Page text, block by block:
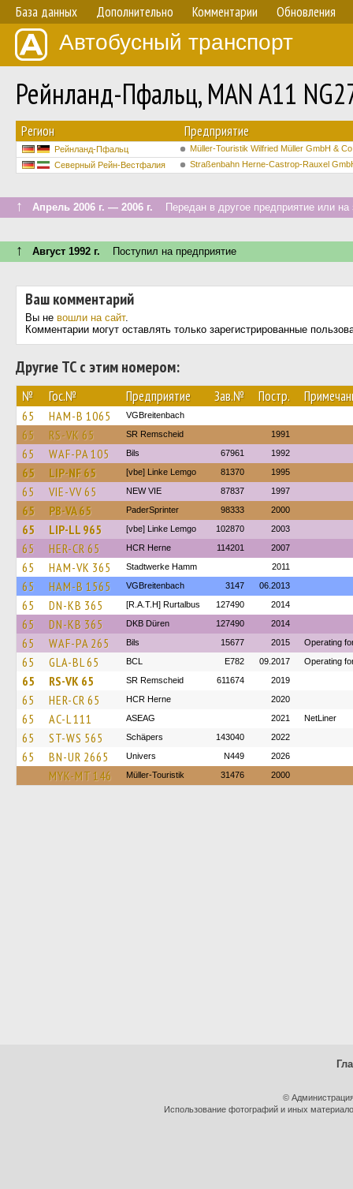
База данных Дополнительно Комментарии Обновления
Автобусный транспорт
Рейнланд-Пфальц, MAN A11
Регион Предприятие
Рейнланд-Пфальц
Müller-Touristik Wilfried Müller GmbH &
Северный Рейн-Вестфалия
Straßenbahn Herne-Castrop-Rauxel
↑ Апрель 2006 г. — 2006 г. Передан в другое предприятие или на
↑ Август 1992 г. Поступил на предприятие
Ваш комментарий
Вы не вошли на сайт.
Комментарии могут оставлять только зарегистрированные
Другие ТС с этим номером:
№ Гос.№ Предприятие Зав.№ Постр.
65 HAM-B 1065 VGBreitenbach
65 RS-VK 65 SR Remscheid 1991
65 WAF-PA 105 Bils 67961 1992
65 LIP-NF 65 [vbe] Linke Lemgo 81370 1995
65 VIE-VV 65 NEW VIE 87837 1997
65 PB-VA 65 PaderSprinter 98333 2000
65 LIP-LL 965 [vbe] Linke Lemgo 102870 2003
65 HER-CR 65 HCR Herne 114201 2007
65 HAM-VK 365 Stadtwerke Hamm 2011
65 HAM-B 1565 VGBreitenbach 3147 06.2013
65 DN-KB 365 [R.A.T.H] Rurtalbus 127490 2014
65 DN-KB 365 DKB Düren 127490 2014
65 WAF-PA 265 Bils 15677 2015 Operating
65 GLA-BL 65 BCL E782 09.2017 Operating
65 RS-VK 65 SR Remscheid 611674 2019
65 HER-CR 65 HCR Herne 2020
65 AC-L 111 ASEAG 2021 NetLiner
65 ST-WS 565 Schäpers 143040 2022
65 BN-UR 2665 Univers N449 2026
MYK-MT 146 Müller-Touristik 31476 2000
©
Использование фотографий и иных